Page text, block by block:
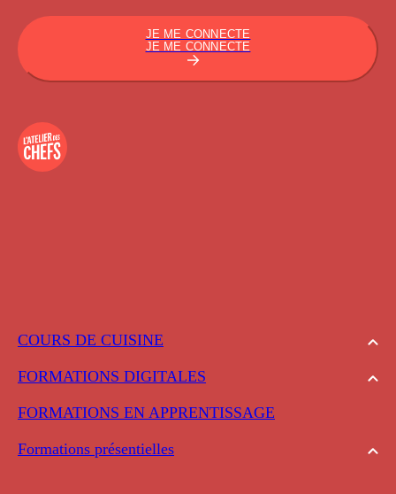
COURS DE CUISINE
FORMATIONS DIGITALES
FORMATIONS EN APPRENTISSAGE
Formations présentielles
JE ME CONNECTE
JE ME CONNECTE